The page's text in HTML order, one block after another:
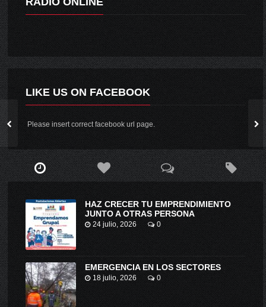
LIKE US ON FACEBOOK
Please insert correct facebook url page.
HAZ CRECER TU EMPRENDIMIENTO
JUNTO A OTRAS PERSONA
24 julio, 2026 0
EMERGENCIA EN LOS SECTORES
18 julio, 2026 0